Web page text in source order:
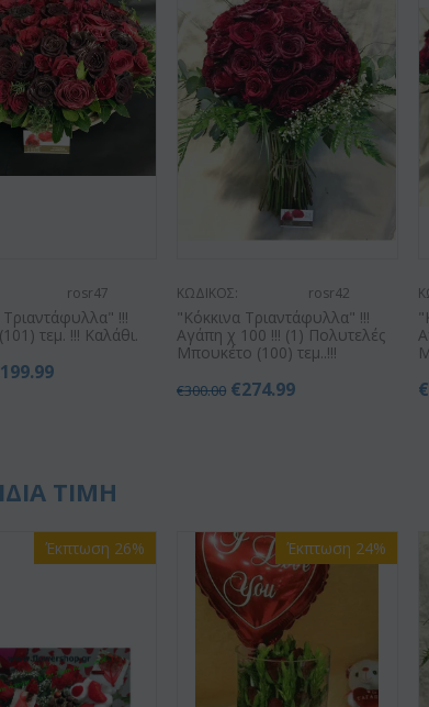
rosr47
Τριαντάφυλλα" !!!
τεμ. !!! Καλάθι.
199.99
ΚΩΔΙΚΟΣ: rosr42
"Κόκκινα Τριαντάφυλλα" !!!
Αγάπη χ 100 !!! (1) Πολυτελές
Μπουκέτο (100) τεμ..!!!
€300.00 €274.99 €
ΤΙΜΗ
Έκπτωση 26% Έκπτωση 24%